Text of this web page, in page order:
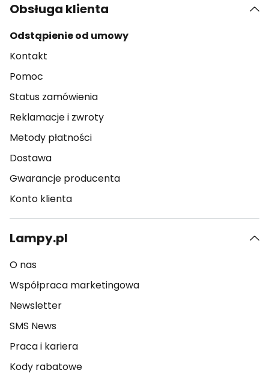
Obsługa klienta
Odstąpienie od umowy
Kontakt
Pomoc
Status zamówienia
Reklamacje i zwroty
Metody płatności
Dostawa
Gwarancje producenta
Konto klienta
Lampy.pl
O nas
Współpraca marketingowa
Newsletter
SMS News
Praca i kariera
Kody rabatowe